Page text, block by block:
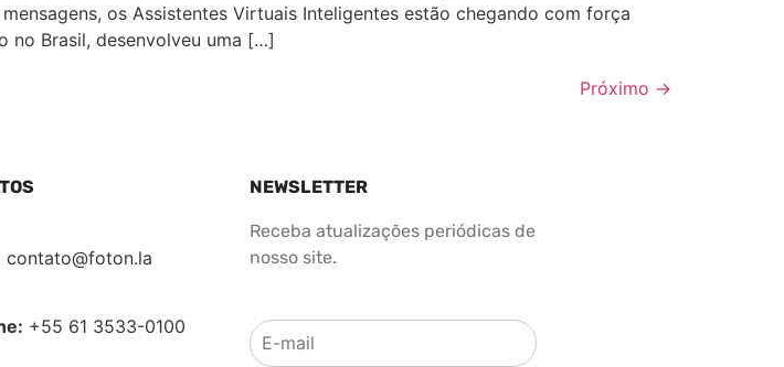
os Assistentes Virtuais Inteligentes estão chegando com força
no Brasil, desenvolveu uma […]
Próximo →
contato@foton.la
+55 61 3533-0100
NEWSLETTER
Receba atualizações periódicas de
nosso site.